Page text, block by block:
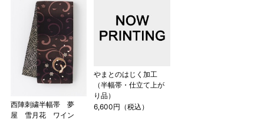
西陣刺繍半幅帯 夢
屋 雪月花 ワイン
やまとのはじく加工
（半幅帯・仕立て上が
り品）
6,600円（税込）